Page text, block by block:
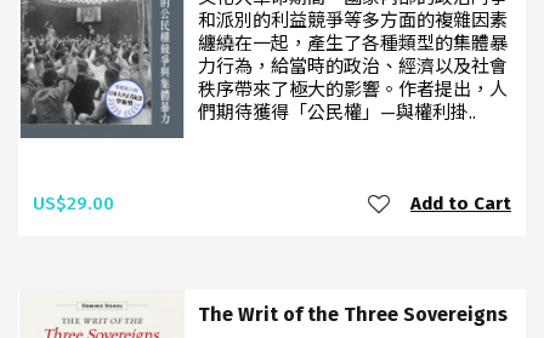
和派別的利益競爭等多方面的複雜因素
纏繞在一起，產生了各種類型的集體暴
力行為，給當時的政治、經濟以及社會
秩序帶來了極大的影響。作者提出，人
們期待獲得「公民權」—與權利掛..
US$29.00 Add to Cart
The Writ of the Three Sovereigns